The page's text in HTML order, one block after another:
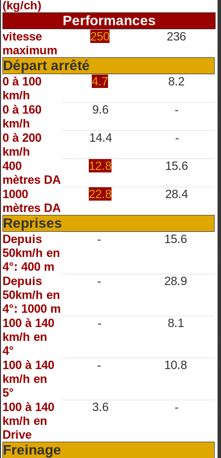
(kg/ch)
Performances
vitesse
maximum
250 236
Départ arrêté
0 à 100
km/h
4.7 8.2
0 à 160
km/h
9.6 -
0 à 200
km/h
14.4 -
400
mètres DA
12.8 15.6
1000
mètres DA
22.8 28.4
Reprises
Depuis
50km/h en
4°: 400 m
- 15.6
Depuis
50km/h en
4°: 1000 m
- 28.9
100 à 140
km/h en
4°
- 8.1
100 à 140
km/h en
5°
- 10.8
100 à 140
km/h en
Drive
3.6 -
Freinage